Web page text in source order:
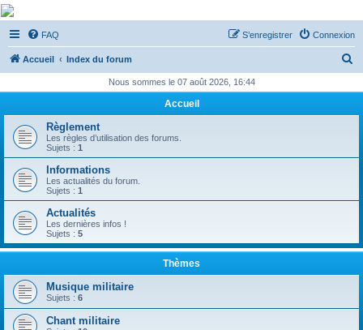
De Musicae Militari -
Forums
Forums de discussions
FAQ Connexion
S’enregistrer
Accueil Index du forum
h
r
Nous sommes le 07 août 2026, 16:44
Accueil
Règlement
Les règles d’utilisation des forums.
Sujets : 1
Informations
Les actualités du forum.
Sujets : 1
Actualités
Les dernières infos !
Sujets : 5
Thèmes
Musique militaire
Sujets : 6
Chant militaire